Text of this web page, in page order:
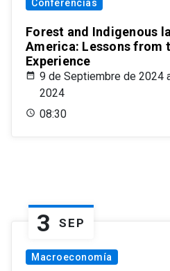
Conferencias
Forest and Indigenous
America: Lessons from
Experience
9 de Septiembre de 2024
2024
08:30
3 SEP
Macroeconomía